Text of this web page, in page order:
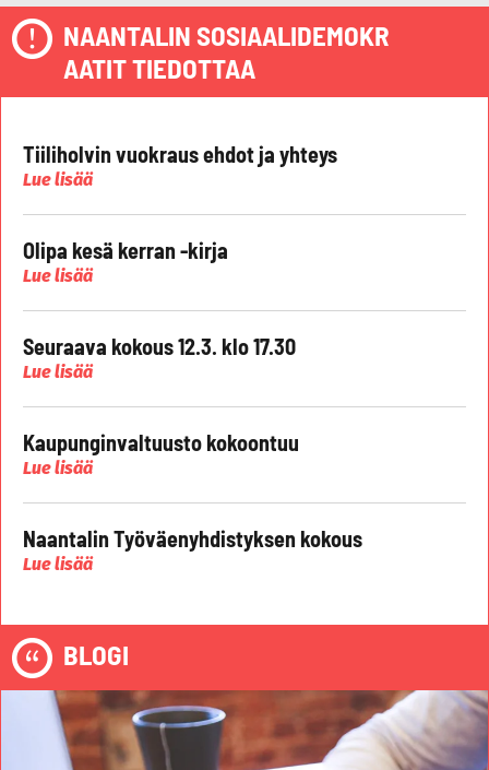
NAANTALIN SOSIAALIDEMOKR
AATIT TIEDOTTAA
Tiiliholvin vuokraus ehdot ja yhteys
Lue lisää
Olipa kesä kerran -kirja
Lue lisää
Seuraava kokous 12.3. klo 17.30
Lue lisää
Kaupunginvaltuusto kokoontuu
Lue lisää
Naantalin Työväenyhdistyksen kokous
Lue lisää
BLOGI